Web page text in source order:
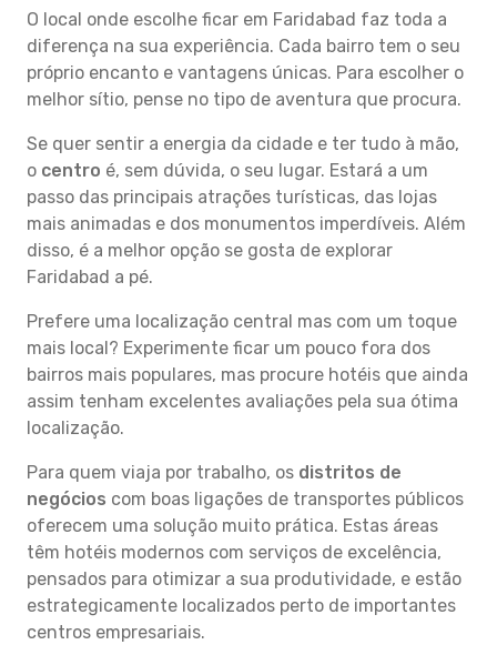
O local onde escolhe ficar em Faridabad faz toda a
diferença na sua experiência. Cada bairro tem o seu
próprio encanto e vantagens únicas. Para escolher o
melhor sítio, pense no tipo de aventura que procura.
Se quer sentir a energia da cidade e ter tudo à mão,
o centro é, sem dúvida, o seu lugar. Estará a um
passo das principais atrações turísticas, das lojas
mais animadas e dos monumentos imperdíveis. Além
disso, é a melhor opção se gosta de explorar
Faridabad a pé.
Prefere uma localização central mas com um toque
mais local? Experimente ficar um pouco fora dos
bairros mais populares, mas procure hotéis que ainda
assim tenham excelentes avaliações pela sua ótima
localização.
Para quem viaja por trabalho, os distritos de
negócios com boas ligações de transportes públicos
oferecem uma solução muito prática. Estas áreas
têm hotéis modernos com serviços de excelência,
pensados para otimizar a sua produtividade, e estão
estrategicamente localizados perto de importantes
centros empresariais.